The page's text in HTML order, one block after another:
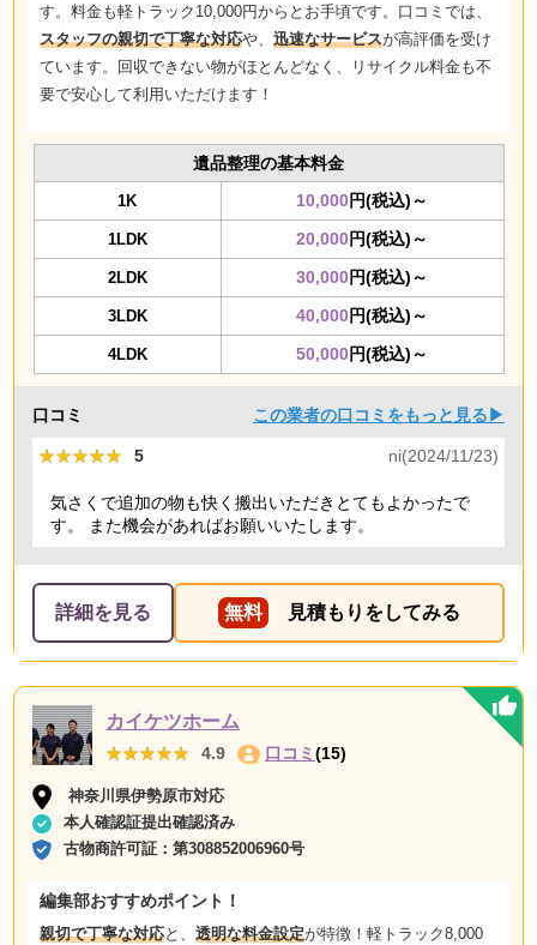
す。料金も軽トラック10,000円からとお手頃です。口コミでは、
スタッフの親切で丁寧な対応や、 迅速なサービスが高評価を受け
ています。回収できない物がほとんどなく、リサイクル料金も不
要で安心して利用いただけます！
遺品整理の基本料金
1K 10,000円(税込)～
1LDK 20,000円(税込)～
2LDK 30,000円(税込)～
3LDK 40,000円(税込)～
4LDK 50,000円(税込)～
口コミ この業者の口コミをもっと見る▶
★★★★★
★★★★★ 5 ni(2024/11/23)
気さくで追加の物も快く搬出いただきとてもよかったで
す。 また機会があればお願いいたします。
詳細を見る 無料 見積もりをしてみる
カイケツホーム
★★★★★
★★★★★ 4.9 口コミ (15)
神奈川県伊勢原市対応
本人確認証提出確認済み
古物商許可証：第308852006960号
編集部おすすめポイント！
親切で丁寧な対応と、 透明な料金設定が特徴！軽トラック8,000